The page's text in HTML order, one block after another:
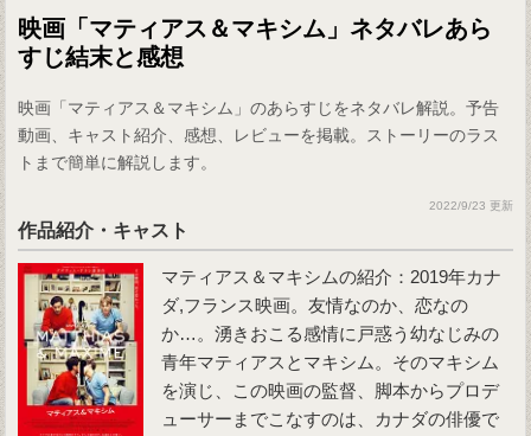
映画「マティアス＆マキシム」ネタバレあら
すじ結末と感想
映画「マティアス＆マキシム」のあらすじをネタバレ解説。予告
動画、キャスト紹介、感想、レビューを掲載。ストーリーのラス
トまで簡単に解説します。
2022/9/23 更新
作品紹介・キャスト
マティアス＆マキシムの紹介：2019年カナ
ダ,フランス映画。友情なのか、恋なの
か…。湧きおこる感情に戸惑う幼なじみの
青年マティアスとマキシム。そのマキシム
を演じ、この映画の監督、脚本からプロデ
ューサーまでこなすのは、カナダの俳優で